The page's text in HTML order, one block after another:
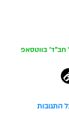
חב"ד' בווטסאפ
התגובות